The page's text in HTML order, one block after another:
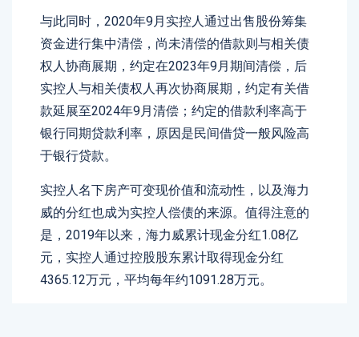
与此同时，2020年9月实控人通过出售股份筹集
资金进行集中清偿，尚未清偿的借款则与相关债
权人协商展期，约定在2023年9月期间清偿，后
实控人与相关债权人再次协商展期，约定有关借
款延展至2024年9月清偿；约定的借款利率高于
银行同期贷款利率，原因是民间借贷一般风险高
于银行贷款。
实控人名下房产可变现价值和流动性，以及海力
威的分红也成为实控人偿债的来源。值得注意的
是，2019年以来，海力威累计现金分红1.08亿
元，实控人通过控股股东累计取得现金分红
4365.12万元，平均每年约1091.28万元。